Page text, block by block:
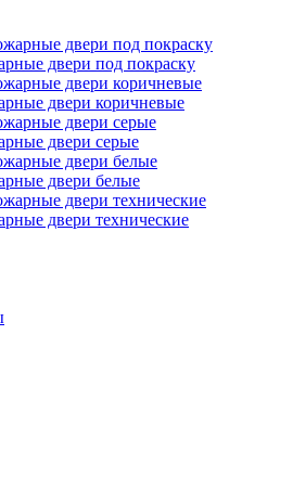
двери под покраску
двери коричневые
двери серые
двери белые
двери технические